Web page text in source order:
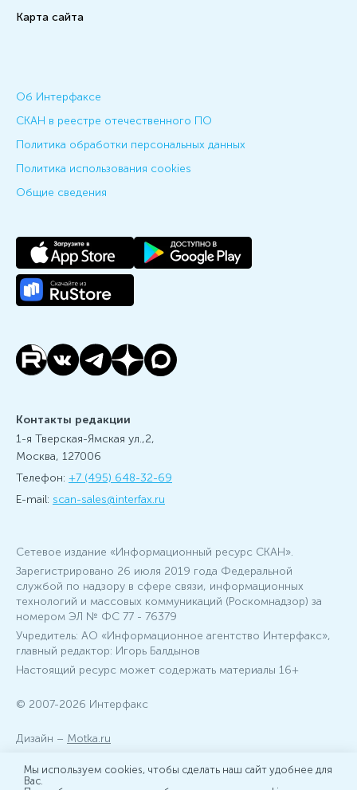
Карта сайта
Об Интерфаксе
СКАН в реестре отечественного ПО
Политика обработки персональных данных
Политика использования cookies
Общие сведения
Сетевое издание «Информационный ресурс СКАН».
Зарегистрировано 26 июля 2019 года Федеральной
службой по надзору в сфере связи, информационных
технологий и массовых коммуникаций (Роскомнадзор) за
номером ЭЛ № ФС 77 - 76379
Учредитель: АО «Информационное агентство Интерфакс»,
главный редактор: Игорь Балдынов
Настоящий ресурс может содержать материалы 16+
© 2007-2026 Интерфакс
Дизайн – Motka.ru
Контакты редакции
1-я Тверская-Ямская ул.,2,
Москва, 127006
Телефон: +7 (495) 648-32-69
E-mail: scan-sales@interfax.ru
Мы используем cookies, чтобы сделать наш сайт удобнее для
Вас.